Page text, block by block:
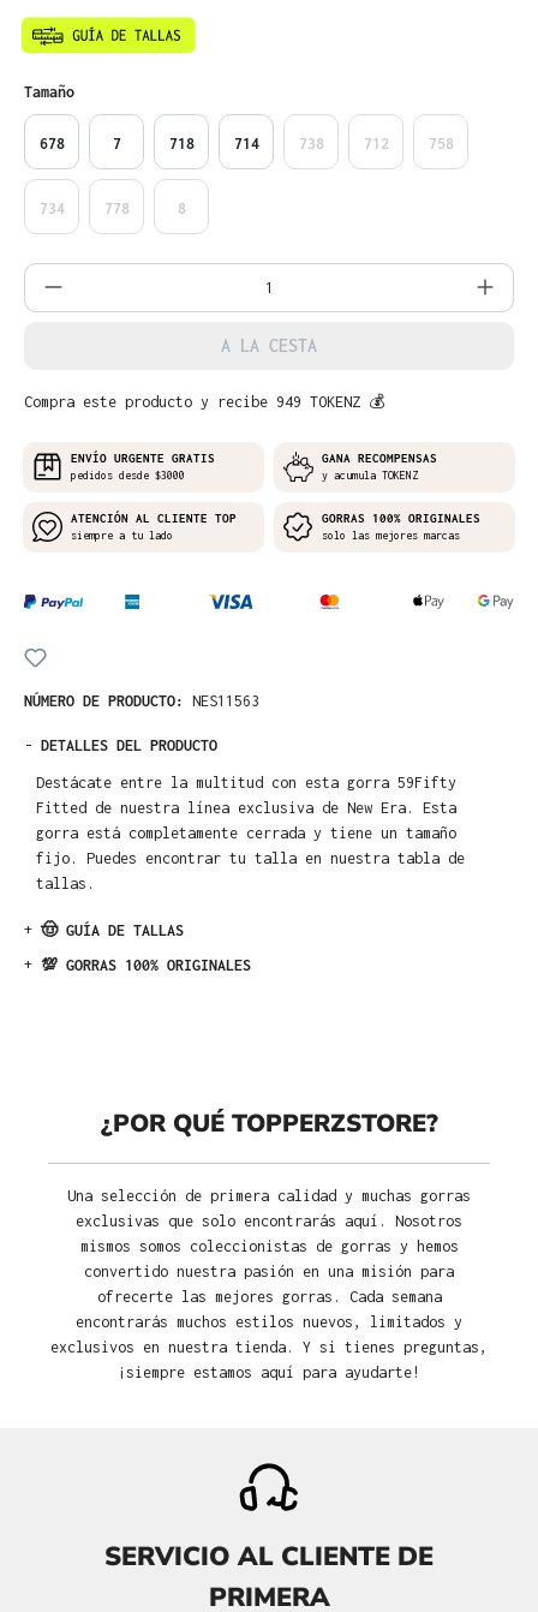
Seleccione
Tamaño
678 7 718 714 738 712 758
734 778 8
Cantidad del producto: introduce la
A LA CESTA
Compra este producto y recibe 949 TOKENZ 💰
ENVÍO URGENTE GRATIS
pedidos desde $3000
GANA RECOMPENSAS
y acumula TOKENZ
ATENCIÓN AL CLIENTE TOP
siempre a tu lado
GORRAS 100% ORIGINALES
solo las mejores marcas
NÚMERO DE PRODUCTO: NES11563
- DETALLES DEL PRODUCTO
Destácate entre la multitud con esta gorra 59Fifty
Fitted de nuestra línea exclusiva de New Era. Esta
gorra está completamente cerrada y tiene un tamaño
fijo. Puedes encontrar tu talla en nuestra tabla de
tallas.
+ 🤠 GUÍA DE TALLAS
+ 💯 GORRAS 100% ORIGINALES
¿POR QUÉ TOPPERZSTORE?
Una selección de primera calidad y muchas gorras
exclusivas que solo encontrarás aquí. Nosotros
mismos somos coleccionistas de gorras y hemos
convertido nuestra pasión en una misión para
ofrecerte las mejores gorras. Cada semana
encontrarás muchos estilos nuevos, limitados y
exclusivos en nuestra tienda. Y si tienes preguntas,
¡siempre estamos aquí para ayudarte!
SERVICIO AL CLIENTE DE
PRIMERA